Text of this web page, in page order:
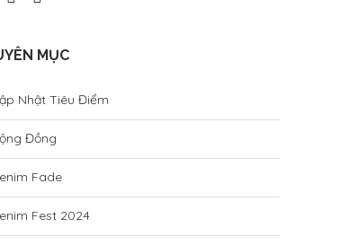
MỤC
Nhật Tiêu Điểm
Đồng
Fade
Fest 2024